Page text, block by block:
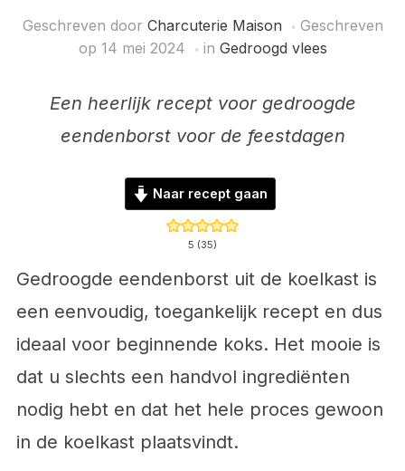
Geschreven door Charcuterie Maison
Geschreven
op 14 mei 2024 in Gedroogd vlees
Een heerlijk recept voor gedroogde
eendenborst voor de feestdagen
Naar recept gaan
5 (35)
Gedroogde eendenborst uit de koelkast is
een eenvoudig, toegankelijk recept en dus
ideaal voor beginnende koks. Het mooie is
dat u slechts een handvol ingrediënten
nodig hebt en dat het hele proces gewoon
in de koelkast plaatsvindt.